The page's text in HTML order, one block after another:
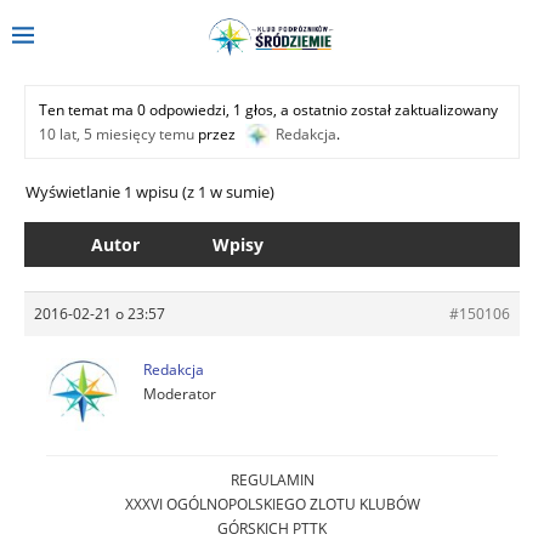
Ten temat ma 0 odpowiedzi, 1 głos, a ostatnio został zaktualizowany
10 lat, 5 miesięcy temu przez Redakcja.
Wyświetlanie 1 wpisu (z 1 w sumie)
Autor Wpisy
2016-02-21 o 23:57 #150106
Redakcja
Moderator
REGULAMIN
XXXVI OGÓLNOPOLSKIEGO ZLOTU KLUBÓW
GÓRSKICH PTTK